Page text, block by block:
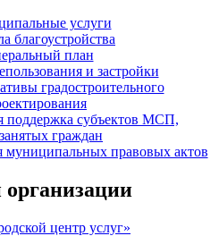
услуги
благоустройства
план
и застройки
градостроительного
поддержка субъектов МСП,
граждан
муниципальных правовых актов
центр услуг»